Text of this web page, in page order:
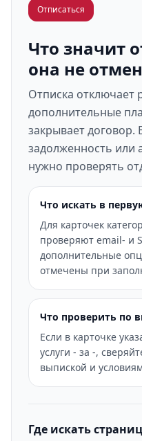
Отписаться
Что значит
она не
Отписка отключает
дополнительные
закрывает договор.
задолженность или
нужно проверять
Что искать в
Для карточек
проверяют email- и
дополнительные
отмечены при
Что проверить по
Если в карточке
услуги - за -,
выпиской и
Где искать